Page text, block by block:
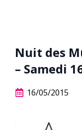
Nuit des
– Samedi
16/05/2015